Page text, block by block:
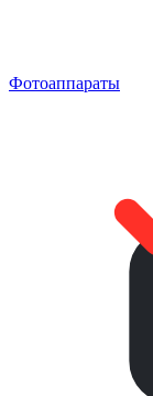
Фотоаппараты